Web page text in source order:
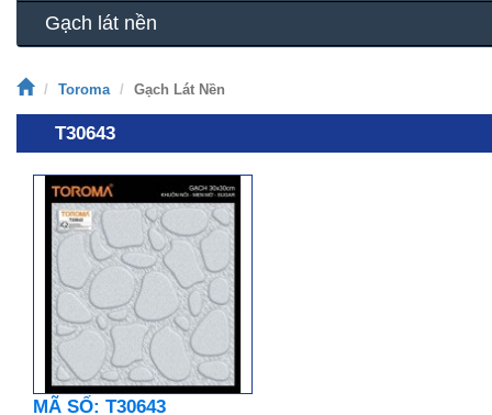
Gạch lát nền
Toroma Gạch Lát Nền
T30643
MÃ SỐ: T30643